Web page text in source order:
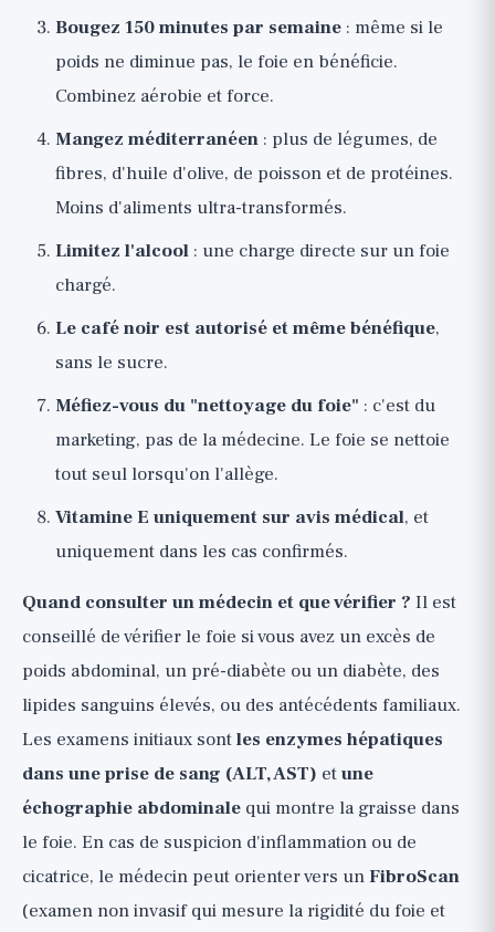
Bougez 150 minutes par semaine : même si le
poids ne diminue pas, le foie en bénéficie.
Combinez aérobie et force.
Mangez méditerranéen : plus de légumes, de
fibres, d'huile d'olive, de poisson et de protéines.
Moins d'aliments ultra-transformés.
Limitez l'alcool : une charge directe sur un foie
chargé.
Le café noir est autorisé et même bénéfique,
sans le sucre.
Méfiez-vous du "nettoyage du foie" : c'est du
marketing, pas de la médecine. Le foie se nettoie
tout seul lorsqu'on l'allège.
Vitamine E uniquement sur avis médical, et
uniquement dans les cas confirmés.
Quand consulter un médecin et que vérifier ? Il est
conseillé de vérifier le foie si vous avez un excès de
poids abdominal, un pré-diabète ou un diabète, des
lipides sanguins élevés, ou des antécédents familiaux.
Les examens initiaux sontles enzymes hépatiques
dans une prise de sang (ALT, AST) etune
échographie abdominale qui montre la graisse dans
le foie. En cas de suspicion d'inflammation ou de
cicatrice, le médecin peut orienter vers unFibroScan
(examen non invasif qui mesure la rigidité du foie et